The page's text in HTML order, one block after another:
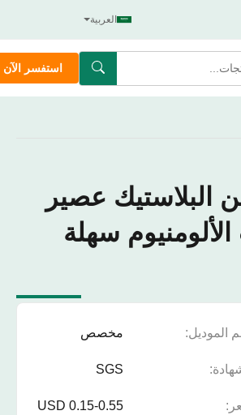
العربية
استفسر الآن
البلاستيك عصير
الألومنيوم سهلة
الموديل: مخصص
SGS
0.15-0.55 USD